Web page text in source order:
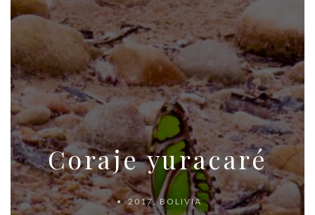
Coraje yuracaré
2017,BOLIVIA